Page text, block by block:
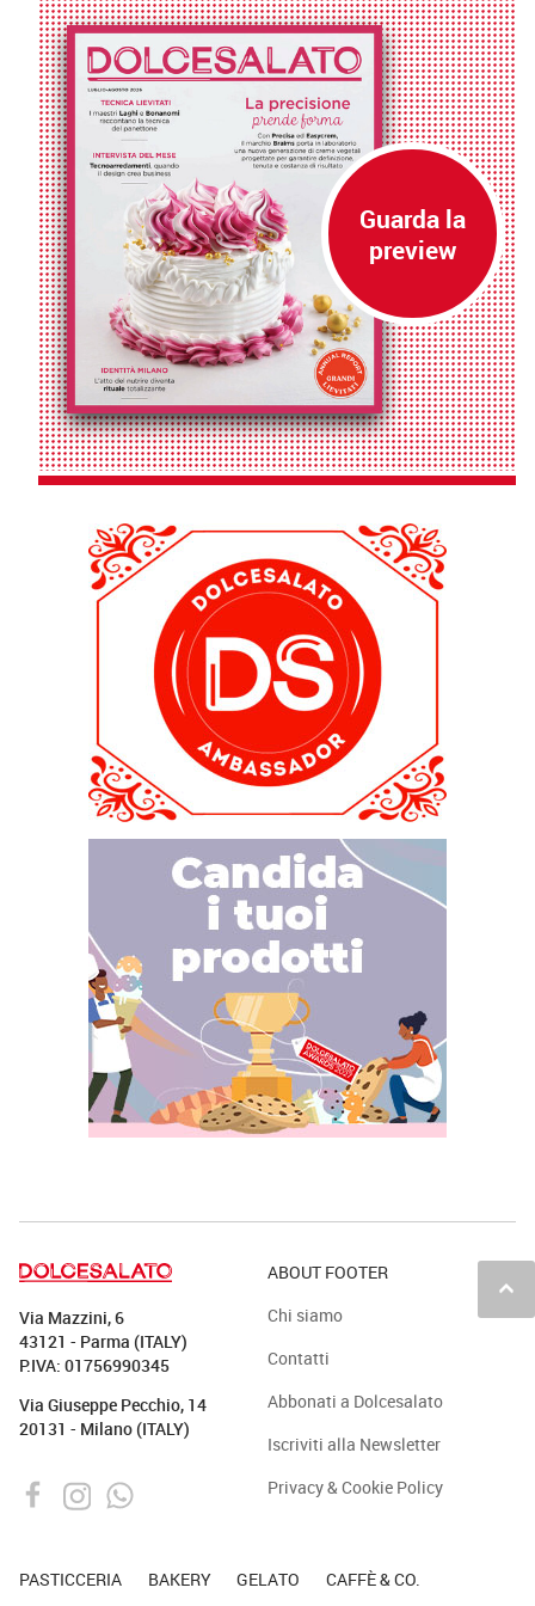
keyboard_arrow_up
Via Mazzini, 6
43121 - Parma (ITALY)
P.IVA: 01756990345
Via Giuseppe Pecchio, 14
20131 - Milano (ITALY)
ABOUT FOOTER
Chi siamo
Contatti
Abbonati a Dolcesalato
Iscriviti alla Newsletter
Privacy & Cookie Policy
PASTICCERIA BAKERY GELATO CAFFÈ & CO.